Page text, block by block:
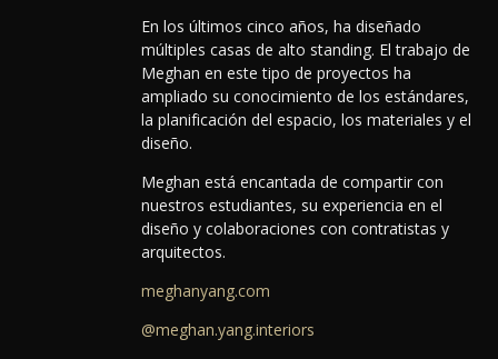
En los últimos cinco años, ha diseñado
múltiples casas de alto standing. El trabajo de
Meghan en este tipo de proyectos ha
ampliado su conocimiento de los estándares,
la planificación del espacio, los materiales y el
diseño.
Meghan está encantada de compartir con
nuestros estudiantes, su experiencia en el
diseño y colaboraciones con contratistas y
arquitectos.
meghanyang.com
@meghan.yang.interiors